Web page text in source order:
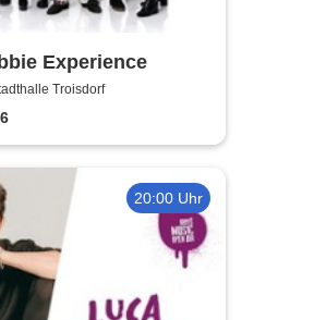
Experience
Troisdorf
20:00 Uhr